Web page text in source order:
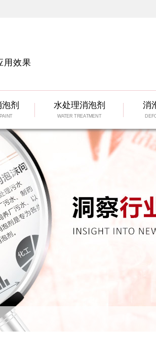
用效果
剂 水处理消泡剂
WATER TREATMENT
消